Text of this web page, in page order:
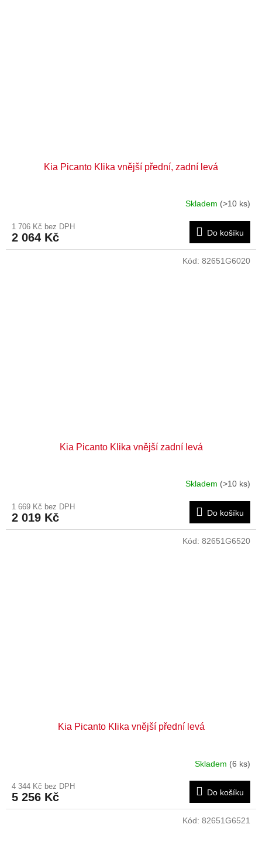
Kia Picanto Klika vnější přední, zadní levá
Skladem (>10 ks)
1 706 Kč bez DPH
2 064 Kč Do košíku
Kia Picanto Klika vnější zadní levá
Skladem (>10 ks)
1 669 Kč bez DPH
2 019 Kč Do košíku
Kód: 82651G6020
Kia Picanto Klika vnější přední levá
Skladem (6 ks)
4 344 Kč bez DPH
5 256 Kč Do košíku
Kód: 82651G6520
Kód: 82651G6521